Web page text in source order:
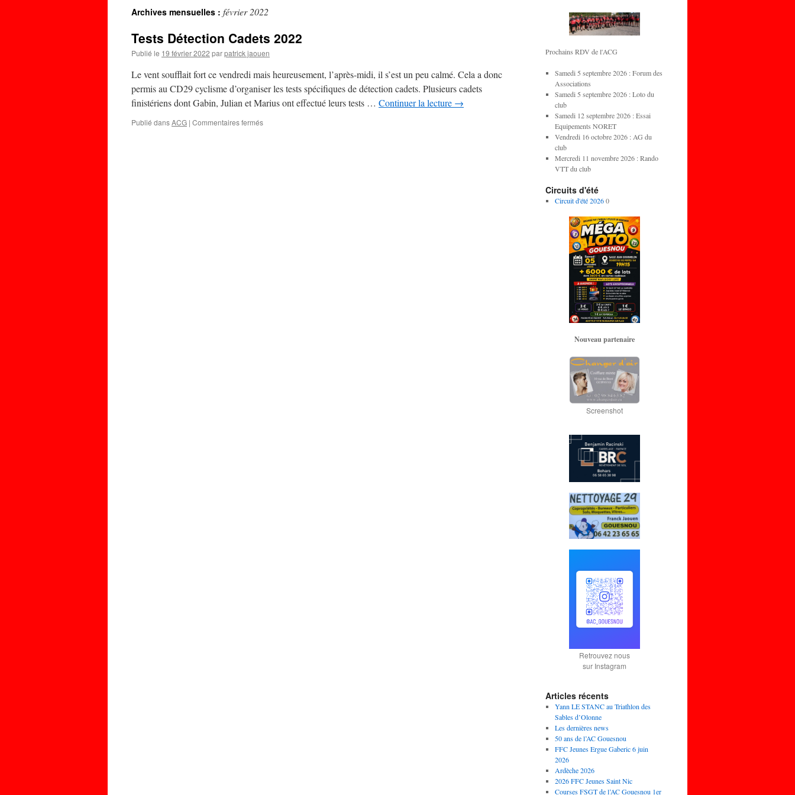
Archives mensuelles : février 2022
Tests Détection Cadets 2022
Publié le 19 février 2022 parpatrick jaouen
Le vent soufflait fort ce vendredi mais heureusement, l’après-midi, il s’est un peu calmé. Cela a donc
permis au CD29 cyclisme d’organiser les tests spécifiques de détection cadets. Plusieurs cadets
finistériens dont Gabin, Julian et Marius ont effectué leurs tests … Continuer la lecture →
Publié dansACG | Commentaires ferméssur
Prochains RDV de l'ACG
Samedi 5 septembre 2026 : Forum des
Associations
Samedi 5 septembre 2026 : Loto du
club
Samedi 12 septembre 2026 : Essai
Equipements NORET
Vendredi 16 octobre 2026 : AG du
club
Mercredi 11 novembre 2026 : Rando
VTT du club
Circuits d'été
Circuit d'été 20260
Nouveau partenaire
Screenshot
Retrouvez nous
sur Instagram
Articles récents
Yann LE STANC au Triathlon des
Sables d’Olonne
Les dernières news
50 ans de l’AC Gouesnou
FFC Jeunes Ergue Gaberic 6 juin
2026
Ardèche 2026
2026 FFC Jeunes Saint Nic
Courses FSGT de l’AC Gouesnou 1er